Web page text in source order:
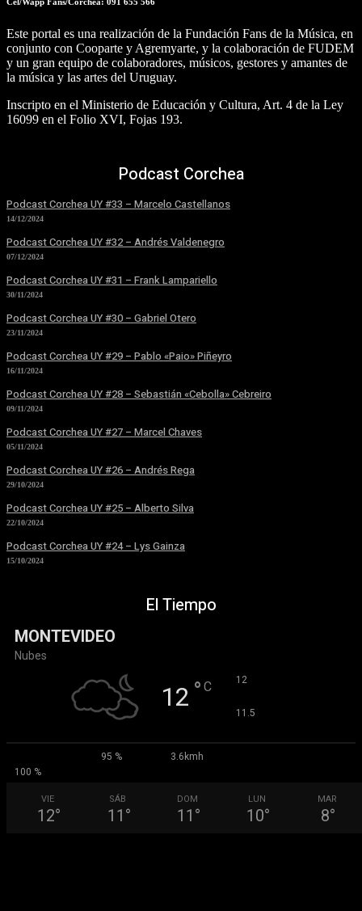
Este portal es una realización de la Fundación Fans de la Música, en
conjunto con Cooparte y Agremyarte, y la colaboración de FUDEM
y un gran equipo de colaboradores, músicos, gestores y amantes de
la música y las artes del Uruguay.
Inscripto en el Ministerio de Educación y Cultura, Art. 4 de la Ley
16099 en el Folio XVI, Fojas 193.
Podcast Corchea
Podcast Corchea UY #33 – Marcelo Castellanos
14/12/2024
Podcast Corchea UY #32 – Andrés Valdenegro
07/12/2024
Podcast Corchea UY #31 – Frank Lampariello
30/11/2024
Podcast Corchea UY #30 – Gabriel Otero
23/11/2024
Podcast Corchea UY #29 – Pablo «Paio» Piñeyro
16/11/2024
Podcast Corchea UY #28 – Sebastián «Cebolla» Cebreiro
09/11/2024
Podcast Corchea UY #27 – Marcel Chaves
05/11/2024
Podcast Corchea UY #26 – Andrés Rega
29/10/2024
Podcast Corchea UY #25 – Alberto Silva
22/10/2024
Podcast Corchea UY #24 – Lys Gainza
15/10/2024
El Tiempo
MONTEVIDEO
Nubes
12 ° C 12
11.5
95 %
3.6kmh
100 %
VIE
12°
SÁB
11 °
DOM
11 °
LUN
10°
MAR
8°